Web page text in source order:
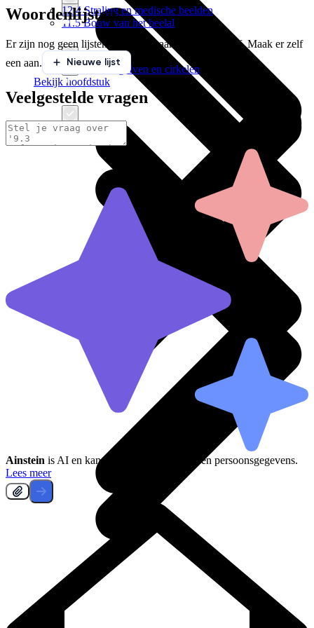
11.5 Bouw van het heelal
Bekijk hoofdstuk
12.4 Straling en medische beelden
12.5 Trillen, golven en cirkelen
Bekijk hoofdstuk
Woordenlijsten
Er zijn nog geen lijsten gekoppeld aan deze paragraaf. Maak er zelf
een aan.
Nieuwe lijst
Veelgestelde vragen
Ainstein is AI en kan fouten maken, deel geen persoonsgegevens.
Lees meer